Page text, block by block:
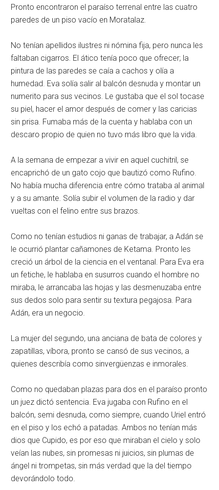
Pronto encontraron el paraíso terrenal entre las cuatro
paredes de un piso vacío en Moratalaz.
No tenían apellidos ilustres ni nómina fija, pero nunca les
faltaban cigarros. El ático tenía poco que ofrecer; la
pintura de las paredes se caía a cachos y olía a
humedad. Eva solía salir al balcón desnuda y montar un
numerito para sus vecinos. Le gustaba que el sol tocase
su piel, hacer el amor después de comer y las caricias
sin prisa. Fumaba más de la cuenta y hablaba con un
descaro propio de quien no tuvo más libro que la vida.
A la semana de empezar a vivir en aquel cuchitril, se
encaprichó de un gato cojo que bautizó como Rufino.
No había mucha diferencia entre cómo trataba al animal
y a su amante. Solía subir el volumen de la radio y dar
vueltas con el felino entre sus brazos.
Como no tenían estudios ni ganas de trabajar, a Adán se
le ocurrió plantar cañamones de Ketama. Pronto les
creció un árbol de la ciencia en el ventanal. Para Eva era
un fetiche, le hablaba en susurros cuando el hombre no
miraba, le arrancaba las hojas y las desmenuzaba entre
sus dedos solo para sentir su textura pegajosa. Para
Adán, era un negocio.
La mujer del segundo, una anciana de bata de colores y
zapatillas, víbora, pronto se cansó de sus vecinos, a
quienes describía como sinvergüenzas e inmorales.
Como no quedaban plazas para dos en el paraíso pronto
un juez dictó sentencia. Eva jugaba con Rufino en el
balcón, semi desnuda, como siempre, cuando Uriel entró
en el piso y los echó a patadas. Ambos no tenían más
dios que Cupido, es por eso que miraban el cielo y solo
veían las nubes, sin promesas ni juicios, sin plumas de
ángel ni trompetas, sin más verdad que la del tiempo
devorándolo todo.